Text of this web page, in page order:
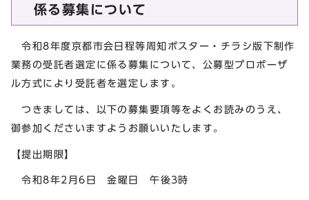
係る募集について
令和8年度京都市会日程等周知ポスター・チラシ版下制作
業務の受託者選定に係る募集について、公募型プロポーザ
ル方式により受託者を選定します。
つきましては、以下の募集要項等をよくお読みのうえ、
御参加くださいますようお願いいたします。
【提出期限】
令和8年2月6日 金曜日 午後3時